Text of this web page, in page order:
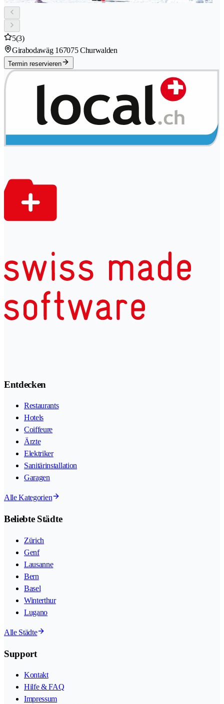
5(3)
Girabodawäg 167075 Churwalden
Termin reservieren
Entdecken
Restaurants
Hotels
Coiffeure
Ärzte
Elektriker
Sanitärinstallation
Garagen
Alle Kategorien
Beliebte Städte
Zürich
Genf
Lausanne
Bern
Basel
Winterthur
Lugano
Alle Städte
Support
Kontakt
Hilfe & FAQ
Impressum